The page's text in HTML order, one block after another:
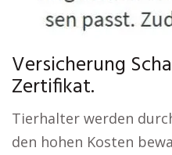
Versicherung
Zertifikat.
Tierhalter werden
den hohen Kosten